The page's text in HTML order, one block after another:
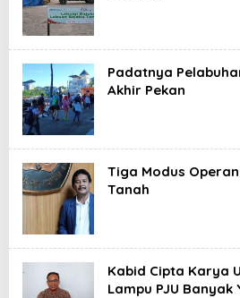
Padatnya
Akhir Pekan
Tiga Modus
Tanah
Kabid Cipta Karya
Lampu PJU Banyak